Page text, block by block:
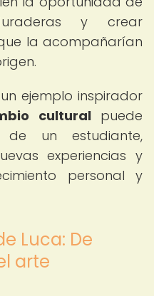
y crear
la acompañarían
ejemplo inspirador
culturalpuede
un estudiante,
experiencias y
personal y
Luca: De
arte